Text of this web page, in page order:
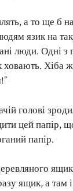
а то ще б
язик на
люди. Одні з
ховають. Хіба
голові
цей папір,
папір.
ящик, а там